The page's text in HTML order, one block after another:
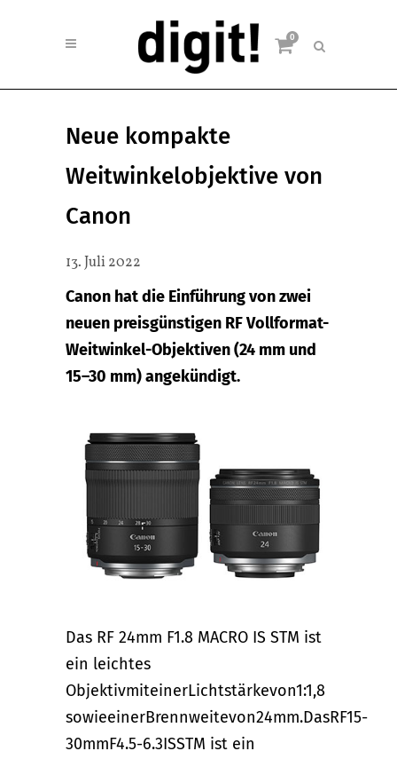
0
Neue kompakte
Weitwinkelobjektive von
Canon
13. Juli 2022
Canon hat die Einführung von zwei
neuen preisgünstigen RF Vollformat-
Weitwinkel-Objektiven (24 mm und
15–30 mm) angekündigt.
Das RF 24mm F1.8 MACRO IS STM ist
ein leichtes
ObjektivmiteinerLichtstärkevon1:1,8
sowieeinerBrennweitevon24mm.DasRF15-
30mmF4.5-6.3ISSTM ist ein